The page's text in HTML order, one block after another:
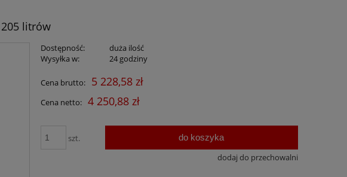
litrów
Dostępność:
duża ilość
Wysyłka w:
24 godziny
Cena brutto: 5 228,58 zł
Cena netto: 4 250,88 zł
szt. do koszyka
dodaj do przechowalni